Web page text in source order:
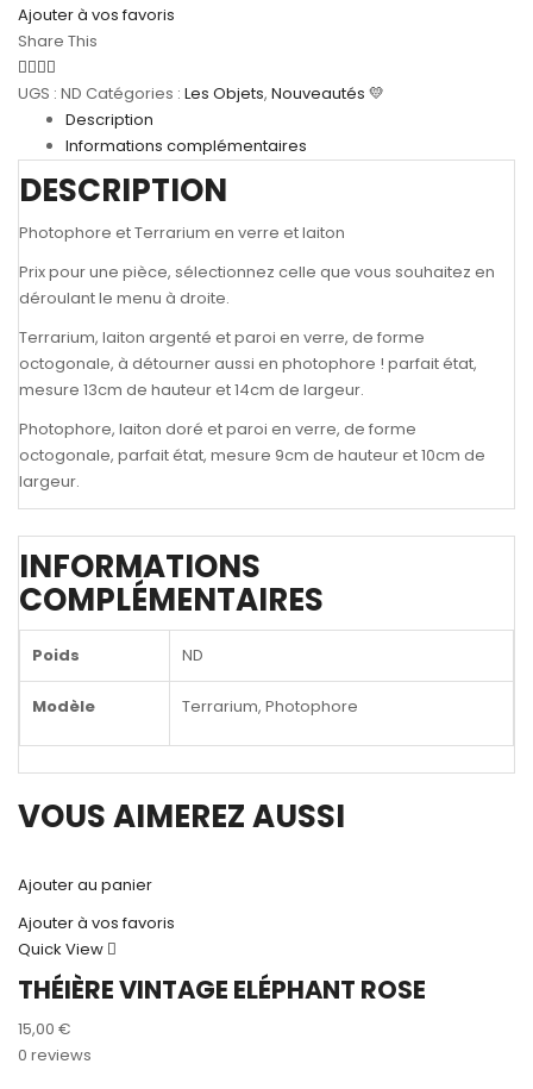
Et
Terrarium
en
verre
laiton
Ajouter à vos favoris
Share This
UGS : ND Catégories : Les Objets, Nouveautés 💛
Description
Informations complémentaires
DESCRIPTION
Photophore et Terrarium en verre et laiton
Prix pour une pièce, sélectionnez celle que vous souhaitez en
déroulant le menu à droite.
Terrarium, laiton argenté et paroi en verre, de forme
octogonale, à détourner aussi en photophore ! parfait état,
mesure 13cm de hauteur et 14cm de largeur.
Photophore, laiton doré et paroi en verre, de forme
octogonale, parfait état, mesure 9cm de hauteur et 10cm de
largeur.
INFORMATIONS
COMPLÉMENTAIRES
Poids ND
Modèle Terrarium, Photophore
VOUS AIMEREZ AUSSI
Ajouter au panier
Ajouter à vos favoris
Quick View
THÉIÈRE VINTAGE ELÉPHANT ROSE
15,00 €
0 reviews